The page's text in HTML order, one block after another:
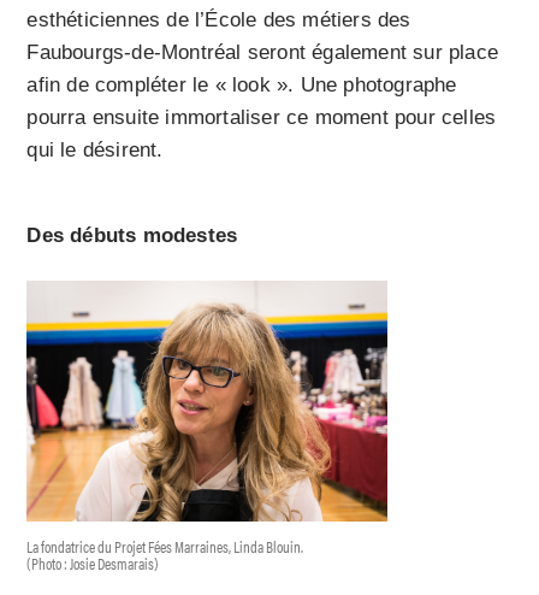
esthéticiennes de l’École des métiers des
Faubourgs-de-Montréal seront également sur place
afin de compléter le « look ». Une photographe
pourra ensuite immortaliser ce moment pour celles
qui le désirent.
Des débuts modestes
La fondatrice du Projet Fées Marraines, Linda Blouin.
(Photo : Josie Desmarais)